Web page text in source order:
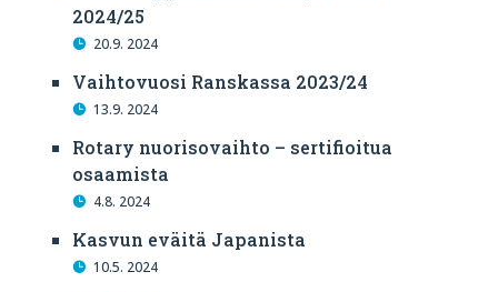
2024/25
20.9. 2024
Vaihtovuosi Ranskassa 2023/24
13.9. 2024
Rotary nuorisovaihto – sertifioitua
osaamista
4.8. 2024
Kasvun eväitä Japanista
10.5. 2024